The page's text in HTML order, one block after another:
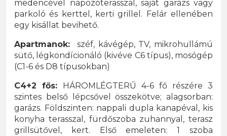
medencével napozóterasszal, saját garázs vagy
parkoló és kerttel, kerti grillel. Felár ellenében
egy kisállat bevihető.​
Apartmanok:
széf, kávégép, TV, mikrohullámú
sütő, légkondícionáló (kivéve C6 típus), mosógép
(C1-6 és D8 típusokban)
C4+2 fős: HÁROMLÉGTERŰ 4-6 fő részére 3
szintes belső lépcsővel összekötve; alagsorban:
garázs. Földszinten: nappali dupla kanapéval, kis
konyha terasszal, fürdőszoba zuhannyal, terasz
grillsütővel, kert. Első emeleten: 1 szoba